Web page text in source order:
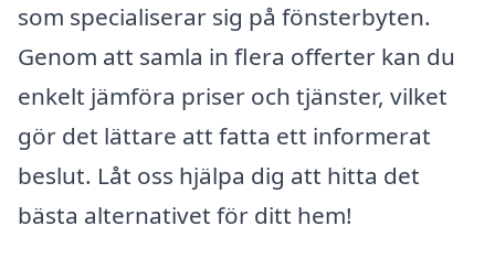
som specialiserar sig på fönsterbyten.
Genom att samla in flera offerter kan du
enkelt jämföra priser och tjänster, vilket
gör det lättare att fatta ett informerat
beslut. Låt oss hjälpa dig att hitta det
bästa alternativet för ditt hem!